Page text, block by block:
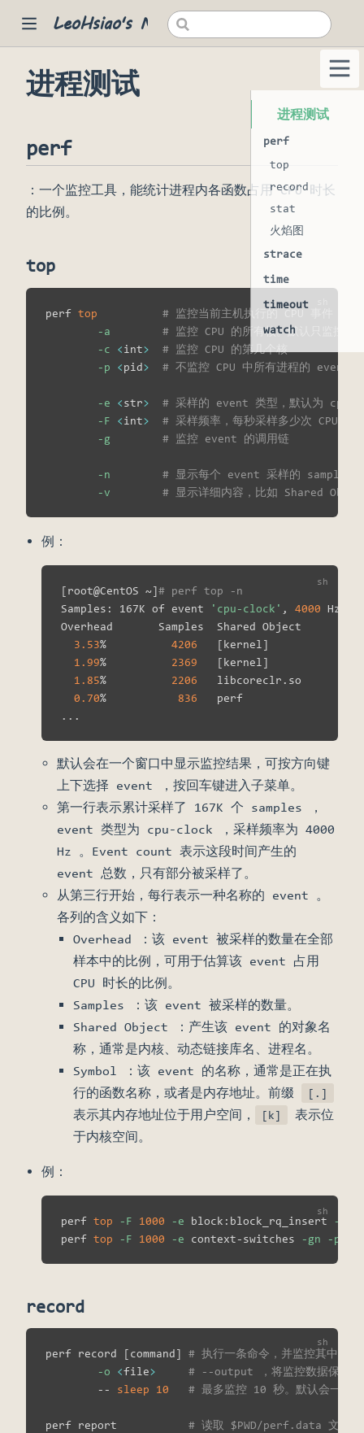
LeoHsiao's Notes
window)
进程测试
perf
：一个监控工具，能统计进程内各函数占用 CPU 时长
的比例。
top
perf top
# 监控当前主机执行的 CPU 事件（属
-a
# 监控 CPU 的所有核。默认只监控第
-c
<int>
# 监控 CPU 的第几个核
-p
<pid> # 不监控 CPU 中所有进程的 event
-e <str>
# 采样的 event 类型，默认为
-F
<int>
# 采样频率，每秒采样多少次 CPU
-g
# 监控 event 的调用链
-n
# 显示每个 event 采样的 samples
-v
# 显示详细内容，比如 Shared
例：
[root@CentOS ~]# perf top -n
Samples: 167K of event
'cpu-clock' , 4000 Hz,
Overhead       Samples  Shared Object
3.53% 4206 [kernel ]
1.99% 2369 [kernel ]
1.85% 2206
0.70% 836
..
默认会在一个窗口中显示监控结果，可按方向键
上下选择 event ，按回车键进入子菜单。
第一行表示累计采样了 167K 个 samples ，
event 类型为 cpu-clock ，采样频率为 4000
Hz 。Event count 表示这段时间产生的
event 总数，只有部分被采样了。
从第三行开始，每行表示一种名称的 event 。
各列的含义如下：
Overhead ：该 event 被采样的数量在全部
样本中的比例，可用于估算该 event 占用
CPU 时长的比例。
Samples ：该 event 被采样的数量。
Shared Object ：产生该 event 的对象名
称，通常是内核、动态链接库名、进程名。
Symbol ：该 event 的名称，通常是正在执
行的函数名称，或者是内存地址。前缀
[.]
表示其内存地址位于用户空间， [k]
表示位
于内核空间。
例：
perf top -F 1000 -e block:block_rq_insert -n
perf top -F 1000 -e context-switches -gn -p
record
perf record [command]
# 执行一条命令，并监控其中各
-o
<file>
# --output ，将监控数据保存到
        --
sleep 10 # 最多监控 10 秒。默认会一直
perf report # 读取 $PWD/perf.data 文件
进程测试
perf
top
record
stat
火焰图
strace
time
timeout
watch